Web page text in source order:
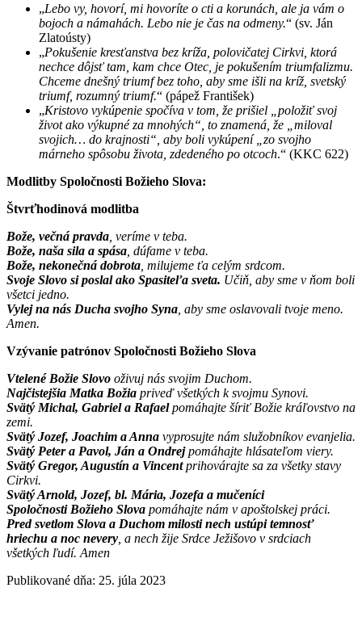
„Lebo vy, hovorí, mi hovoríte o cti a korunách, ale ja vám o
bojoch a námahách. Lebo nie je čas na odmeny.“ (sv. Ján
Zlatoústy)
„Pokušenie kresťanstva bez kríža, polovičatej Cirkvi, ktorá
nechce dôjsť tam, kam chce Otec, je pokušením triumfalizmu.
Chceme dnešný triumf bez toho, aby sme išli na kríž, svetský
triumf, rozumný triumf.“ (pápež František)
„Kristovo vykúpenie spočíva v tom, že prišiel „položiť svoj
život ako výkupné za mnohých“, to znamená, že „miloval
svojich… do krajnosti“, aby boli vykúpení „zo svojho
márneho spôsobu života, zdedeného po otcoch.“ (KKC 622)
Modlitby Spoločnosti Božieho Slova:
Štvrťhodinová modlitba
Bože, večná pravda , veríme v teba.
Bože, naša sila a spása , dúfame v teba.
Bože, nekonečná dobrota , milujeme ťa celým srdcom.
Svoje Slovo si poslal ako Spasiteľa sveta. Učiň, aby sme v ňom boli
všetci jedno.
Vylej na nás Ducha svojho Syna , aby sme oslavovali tvoje meno.
Amen.
Vzývanie patrónov Spoločnosti Božieho Slova
Vtelené Božie Slovo oživuj nás svojim Duchom.
Najčistejšia Matka Božia priveď všetkých k svojmu Synovi.
Svätý Michal, Gabriel a Rafaelpomáhajte šíriť Božie kráľovstvo na
zemi.
Svätý Jozef, Joachim a Anna vyprosujte nám služobníkov evanjelia.
Svätý Peter a Pavol, Ján a Ondrejpomáhajte hlásateľom viery.
Svätý Gregor, Augustín a Vincentprihovárajte sa za všetky stavy
Cirkvi.
Svätý Arnold, Jozef, bl. Mária, Jozefa a mučeníci
Spoločnosti Božieho Slova pomáhajte nám v apoštolskej práci.
Pred svetlom Slova a Duchom milosti nech ustúpi temnosť
hriechu a noc nevery , a nech žije Srdce Ježišovo v srdciach
všetkých ľudí. Amen
Publikované dňa: 25. júla 2023